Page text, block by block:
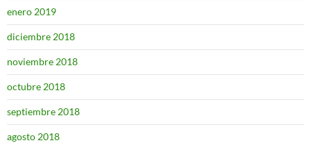
enero 2019
diciembre 2018
noviembre 2018
octubre 2018
septiembre 2018
agosto 2018